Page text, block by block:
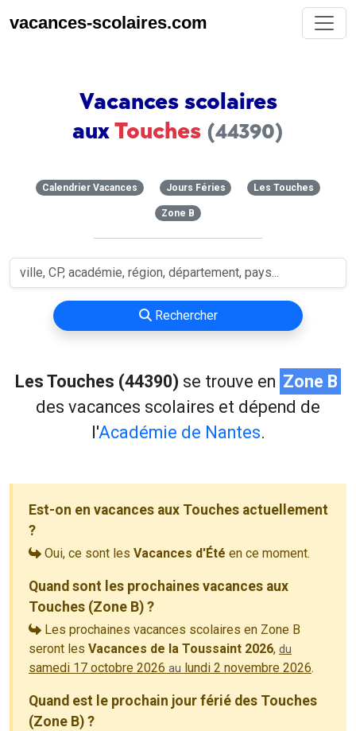
vacances-scolaires.com
Vacances scolaires
auxTouches (44390)
Calendrier Vacances Jours Féries Les Touches
Zone B
Rechercher
Les Touches (44390) se trouve en Zone B
des vacances scolaires et dépend de
l'Académie de Nantes.
Est-on en vacances aux Touches actuellement
?
Oui, ce sont les Vacances d'Été en ce moment.
Quand sont les prochaines vacances aux
Touches (Zone B) ?
Les prochaines vacances scolaires en Zone B
seront les Vacances de la Toussaint 2026, du
samedi 17 octobre 2026 au lundi 2 novembre 2026.
Quand est le prochain jour férié des Touches
(Zone B) ?